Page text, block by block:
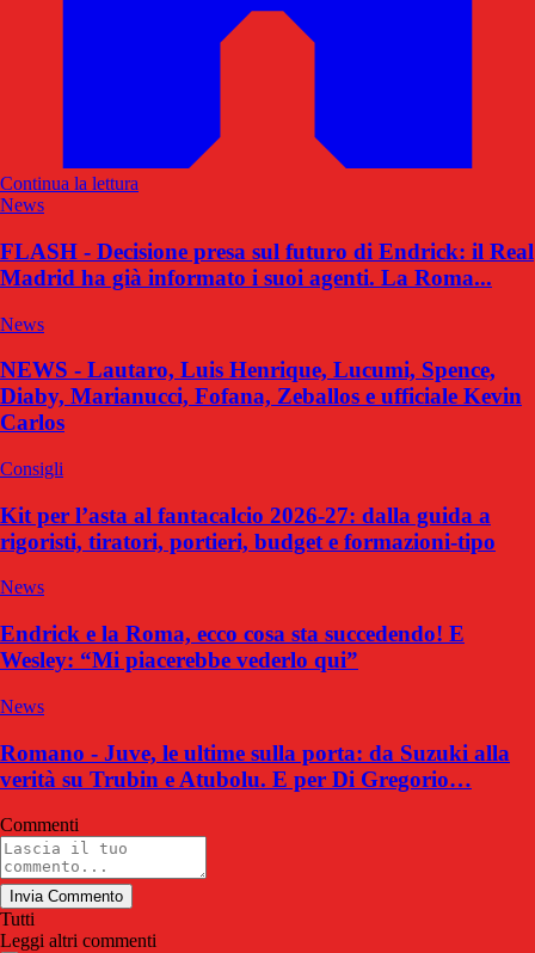
Continua la lettura
News
FLASH - Decisione presa sul futuro di Endrick: il Real
Madrid ha già informato i suoi agenti. La Roma...
News
NEWS - Lautaro, Luis Henrique, Lucumi, Spence,
Diaby, Marianucci, Fofana, Zeballos e ufficiale Kevin
Carlos
Consigli
Kit per l’asta al fantacalcio 2026-27: dalla guida a
rigoristi, tiratori, portieri, budget e formazioni-tipo
News
Endrick e la Roma, ecco cosa sta succedendo! E
Wesley: “Mi piacerebbe vederlo qui”
News
Romano - Juve, le ultime sulla porta: da Suzuki alla
verità su Trubin e Atubolu. E per Di Gregorio…
Commenti
Invia Commento
Tutti
Leggi altri commenti